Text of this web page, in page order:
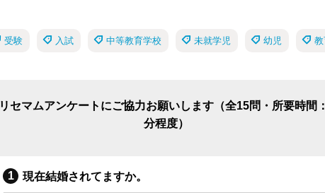
受験 入試 中等教育学校 未就学児 幼児
リセマムアンケートにご協力お願いします（全15問・所要時間
分程度）
現在結婚されてますか。